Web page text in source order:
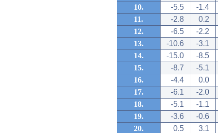
10.
-5.5
-1.4
11.
-2.8
0.2
12.
-6.5
-2.2
13.
-10.6
-3.1
14.
-15.0
-8.5
15.
-8.7
-5.1
16.
-4.4
0.0
17.
-6.1
-2.0
18.
-5.1
-1.1
19.
-3.6
-0.6
20.
0.5
3.1